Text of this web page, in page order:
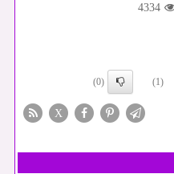
4334
(1)
(0)
X